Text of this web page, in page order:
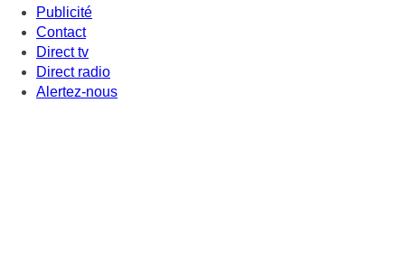
Publicité
Contact
Direct tv
Direct radio
Alertez-nous